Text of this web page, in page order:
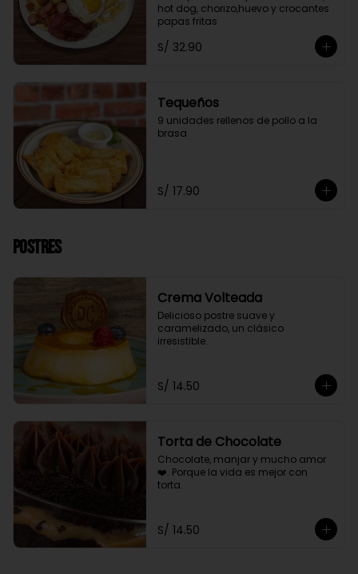
hot dog, chorizo,huevo y crocantes
papas fritas
S/ 32.90
Tequeños
9 unidades rellenos de pollo a la
brasa
S/ 17.90
Postres
Crema Volteada
Delicioso postre suave y
caramelizado, un clásico
irresistible.
S/ 14.50
Torta de Chocolate
Chocolate, manjar y mucho amor
❤️. Porque la vida es mejor con
torta.
S/ 14.50